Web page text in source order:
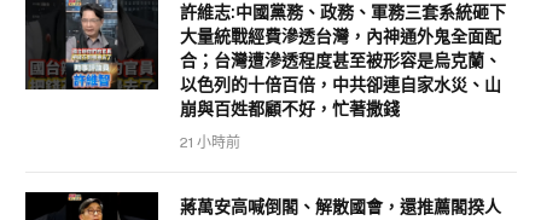
許維志:中國黨務、政務、軍務三套系統砸下
大量統戰經費滲透台灣，內神通外鬼全面配
合；台灣遭滲透程度甚至被形容是烏克蘭、
以色列的十倍百倍，中共卻連自家水災、山
崩與百姓都顧不好，忙著撒錢
21 小時前
蔣萬安高喊倒閣、解散國會，還推薦閣揆人